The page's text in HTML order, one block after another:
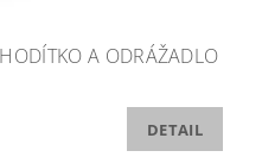
A ODRÁŽADLO
DETAIL